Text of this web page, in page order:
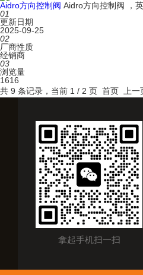
Aidro方向控制阀 Aidro方向控制阀 ，
01
更新日期
2025-09-25
02
厂商性质
经销商
03
浏览量
1616
共 9 条记录，当前 1 / 2 页 首页 上一
拿起手机扫一扫